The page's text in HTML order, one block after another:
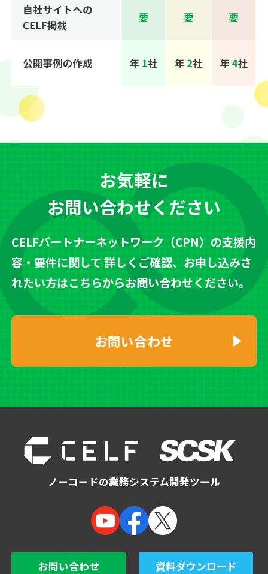
お気軽に
お問い合わせください
CELFパートナーネットワーク（CPN）の支援内
容・要件に関して 詳しくご確認、お申し込みさ
れたい方はこちらからお問い合わせください。
お問い合わせ
ノーコードの業務システム開発ツール
お問い合わせ 資料ダウンロード